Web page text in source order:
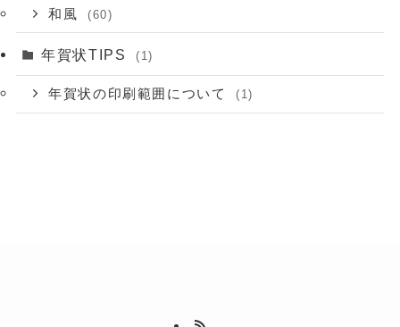
和風 (60)
年賀状TIPS (1)
年賀状の印刷範囲について (1)